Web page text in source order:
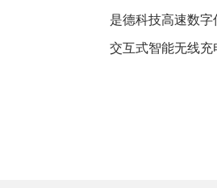
案
是德科技高速数
交互式智能无线